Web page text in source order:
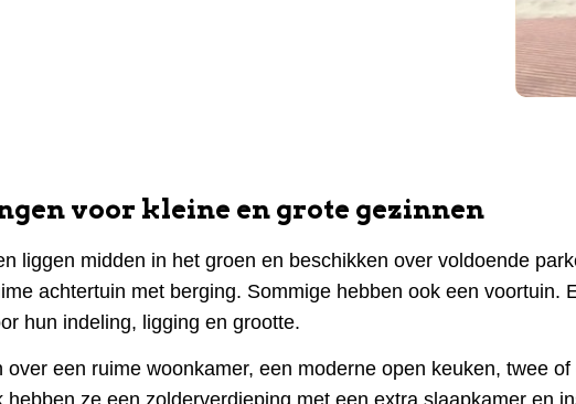
voor kleine en grote gezinnen
liggen midden in het groen en beschikken over voldoende
achtertuin met berging. Sommige hebben ook een voortuin.
hun indeling, ligging en grootte.
over een ruime woonkamer, een moderne open keuken, twee